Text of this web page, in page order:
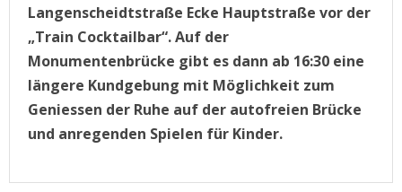
Langenscheidtstraße Ecke Hauptstraße vor der
„Train Cocktailbar“. Auf der
Monumentenbrücke gibt es dann ab 16:30 eine
längere Kundgebung mit Möglichkeit zum
Geniessen der Ruhe auf der autofreien Brücke
und anregenden Spielen für Kinder.